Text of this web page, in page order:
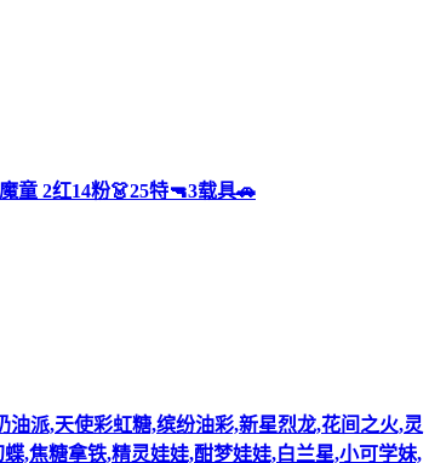
童 2红14粉👗25特🔫3载具🚗
油派,天使彩虹糖,缤纷油彩,新星烈龙,花间之火,灵
,焦糖拿铁,精灵娃娃,酣梦娃娃,白兰星,小可学妹,